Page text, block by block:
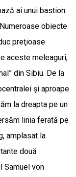
ai unui bastion
obiecte
preţioase
aceste meleaguri,
din Sibiu. De la
și aproape
la dreapta pe un
linia ferată pe
amplasat la
două
Samuel von